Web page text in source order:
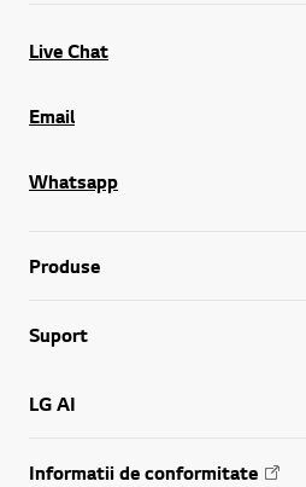
Live Chat
Email
Whatsapp
Produse
Suport
LG AI
Informatii de conformitate